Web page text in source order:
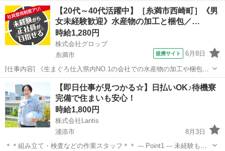
【20代～40代活躍中】［糸満市西崎町］《男
女未経験歓迎》水産物の加工と梱包／…
時給1,280円
株式会社グロップ
糸満市
提携サイト 6月8日
[仕事内容] 《生まぐろ仕入県内NO.1の会社での水産物の加工や梱包》
生まぐろ仕入県内NO.1の会社として、 沖縄県産まぐろを中心に水産物
を県内外に出荷しています。 業界未経験ではじめての人でも大丈夫で
す！ 「新しい業界に...
沖縄 糸満市 工場
【即日仕事が見つかる☆】日払いOK♪待機寮
完備で住まいも安心！
時給1,800円
株式会社Lantis
浦添市
8月3日
＊＊組み立て・検査などの作業スタッフ＊＊ --- Point1 --- 未経験も就